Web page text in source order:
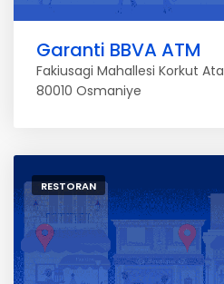
Garanti BBVA ATM
Fakiusagi Mahallesi Korkut
80010 Osmaniye
RESTORAN